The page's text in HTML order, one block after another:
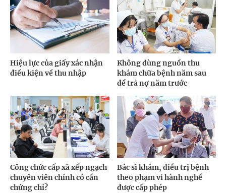
Hiệu lực của giấy xác nhận
điều kiện về thu nhập
Không dùng nguồn thu
khám chữa bệnh năm sau
để trả nợ năm trước
Công chức cấp xã xếp ngạch
chuyên viên chính có cần
chứng chỉ?
Bác sĩ khám, điều trị bệnh
theo phạm vi hành nghề
được cấp phép